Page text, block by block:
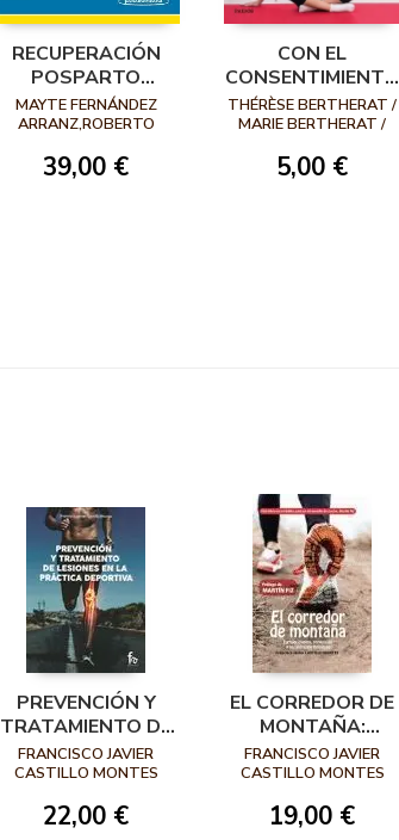
RECUPERACIÓN
POSPARTO
(INCLUYE VERSIÓN
DIGITAL)
MAYTE FERNÁNDEZ
ARRANZ,ROBERTO
FERNÁNDEZ ARRANZ
39,00 €
CON EL
CONSENTIMIENTO
DEL CUERPO.
DIARIO DE UNA
FUTURA MADRE
THÉRÈSE BERTHERAT /
MARIE BERTHERAT /
5,00 €
PREVENCIÓN Y
TRATAMIENTO DE
LESIONES EN LA
PRÁCTIVA
DEPORTIVA
FRANCISCO JAVIER
CASTILLO MONTES
22,00 €
EL CORREDOR DE
MONTAÑA:
FORTALECIMIENTO,
PREVENCIÓN Y
RECUPERACIÓN
FUNCIONAL
FRANCISCO JAVIER
CASTILLO MONTES
19,00 €